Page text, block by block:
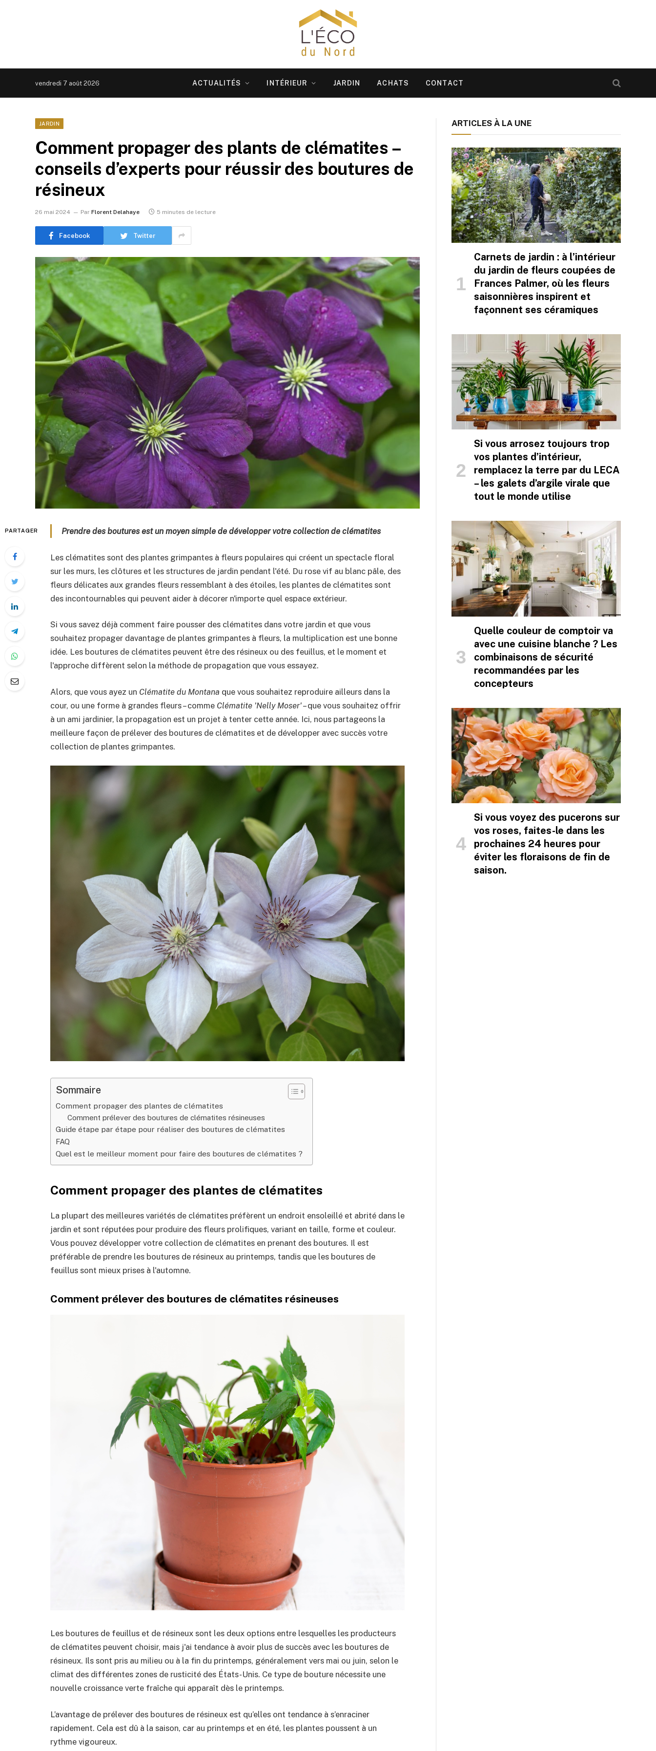
vendredi 7 août 2026 ACTUALITÉS INTÉRIEUR JARDIN ACHATS CONTACT
JARDIN
Comment propager des plants de clématites –
conseils d’experts pour réussir des boutures de
résineux
26 mai 2024 Par Florent Delahaye 5 minutes de lecture
Facebook Twitter
PARTAGER Prendre des boutures est un moyen simple de développer votre collection de clématites
Les clématites sont des plantes grimpantes à fleurs populaires qui créent un spectacle floral
sur les murs, les clôtures et les structures de jardin pendant l'été. Du rose vif au blanc pâle, des
fleurs délicates aux grandes fleurs ressemblant à des étoiles, les plantes de clématites sont
des incontournables qui peuvent aider à décorer n'importe quel espace extérieur.
Si vous savez déjà comment faire pousser des clématites dans votre jardin et que vous
souhaitez propager davantage de plantes grimpantes à fleurs, la multiplication est une bonne
idée. Les boutures de clématites peuvent être des résineux ou des feuillus, et le moment et
l'approche diffèrent selon la méthode de propagation que vous essayez.
Alors, que vous ayez un Clématite du Montana que vous souhaitez reproduire ailleurs dans la
cour, ou une forme à grandes fleurs – comme Clématite 'Nelly Moser'– que vous souhaitez offrir
à un ami jardinier, la propagation est un projet à tenter cette année. Ici, nous partageons la
meilleure façon de prélever des boutures de clématites et de développer avec succès votre
collection de plantes grimpantes.
Sommaire
Comment propager des plantes de clématites
Comment prélever des boutures de clématites résineuses
Guide étape par étape pour réaliser des boutures de clématites
FAQ
Quel est le meilleur moment pour faire des boutures de clématites ?
Comment propager des plantes de clématites
La plupart des meilleures variétés de clématites préfèrent un endroit ensoleillé et abrité dans le
jardin et sont réputées pour produire des fleurs prolifiques, variant en taille, forme et couleur.
Vous pouvez développer votre collection de clématites en prenant des boutures. Il est
préférable de prendre les boutures de résineux au printemps, tandis que les boutures de
feuillus sont mieux prises à l'automne.
Comment prélever des boutures de clématites résineuses
Les boutures de feuillus et de résineux sont les deux options entre lesquelles les producteurs
de clématites peuvent choisir, mais j'ai tendance à avoir plus de succès avec les boutures de
résineux. Ils sont pris au milieu ou à la fin du printemps, généralement vers mai ou juin, selon le
climat des différentes zones de rusticité des États-Unis. Ce type de bouture nécessite une
nouvelle croissance verte fraîche qui apparaît dès le printemps.
L’avantage de prélever des boutures de résineux est qu’elles ont tendance à s’enraciner
rapidement. Cela est dû à la saison, car au printemps et en été, les plantes poussent à un
rythme vigoureux.
ARTICLES À LA UNE
Carnets de jardin : à l’intérieur
du jardin de fleurs coupées de
Frances Palmer, où les fleurs
saisonnières inspirent et
façonnent ses céramiques
Si vous arrosez toujours trop
vos plantes d’intérieur,
remplacez la terre par du LECA
– les galets d’argile virale que
tout le monde utilise
Quelle couleur de comptoir va
avec une cuisine blanche ? Les
combinaisons de sécurité
recommandées par les
concepteurs
Si vous voyez des pucerons sur
vos roses, faites-le dans les
prochaines 24 heures pour
éviter les floraisons de fin de
saison.